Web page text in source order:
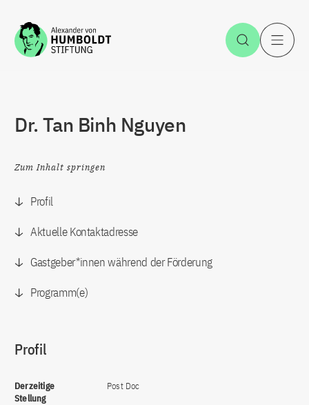
Zum Inhalt springen Suche
Dr. Tan Binh Nguyen
Zum Inhalt springen
Profil
Aktuelle Kontaktadresse
Gastgeber*innen während der Förderung
Programm(e)
Profil
Derzeitige
Stellung
Post Doc